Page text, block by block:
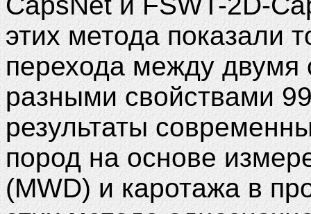
этих метода показали
перехода между двумя
разными свойствами
результаты
пород на основе
(MWD) и каротажа в